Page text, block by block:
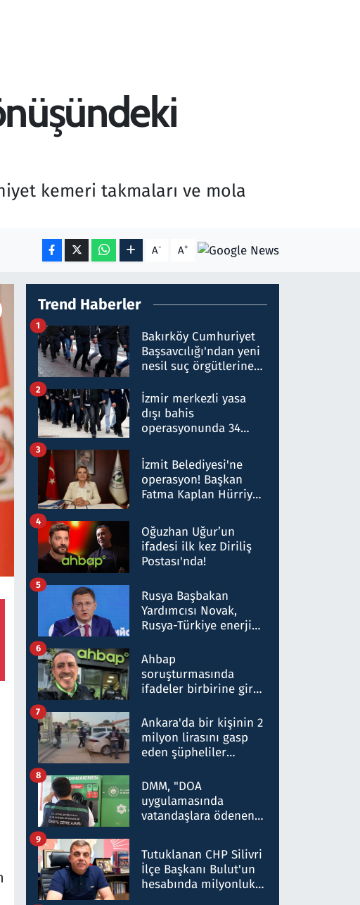
kemeri takmaları ve mola
A- A+
Trend Haberler
Bakırköy Cumhuriyet
Başsavcılığı'ndan yeni
nesil suç örgütlerine
hakkında gözaltı kararı
1
İzmir merkezli yasa
dışı bahis
operasyonunda 34
Milyar liralık para
trafiği tespit edildi
2
İzmit Belediyesi'ne
operasyon! Başkan
Fatma Kaplan Hürriyet
3
Oğuzhan Uğur’un
ifadesi ilk kez Diriliş
Postası'nda!
4
Rusya Başbakan
Yardımcısı Novak,
Rusya-Türkiye enerji
nitelikte olduğunu
belirtti
5
Ahbap
soruşturmasında
ifadeler birbirine girdi:
ifadelerinden ortaya
çıkan tablo şok etti
6
Ankara'da bir kişinin 2
milyon lirasını gasp
eden şüpheliler
7
DMM, "DOA
uygulamasında
vatandaşlara ödenen
düşürüldüğü" iddiasını
yalanladı
8
Tutuklanan CHP Silivri
İlçe Başkanı Bulut'un
hesabında milyonluk
9